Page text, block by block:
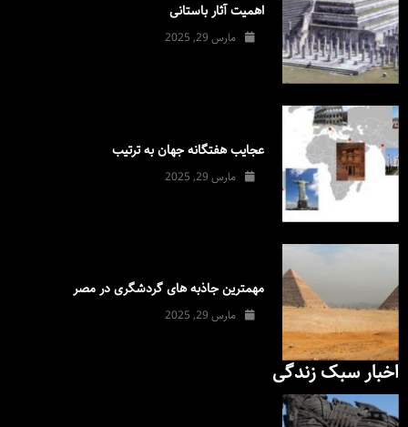
اهمیت آثار باستانی
مارس 29, 2025
عجایب هفتگانه جهان به ترتیب
مارس 29, 2025
مهمترین جاذبه های گردشگری در مصر
مارس 29, 2025
اخبار سبک زندگی